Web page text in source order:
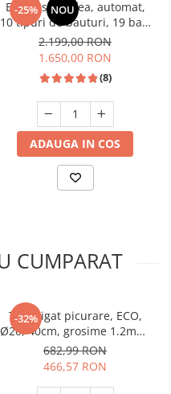
-25% NOU
Espressor cafea, automat,
10 tipuri de bauturi, 19 bar,
ecran touch, rasnita
profesionala, rezervor 2 L ,
SAMUS Sublime
2.199,00 RON
1.650,00 RON
(8)
ADAUGA IN COS
CUMPARAT
-32%
Tub irigat picurare, ECO,
Ø20, 40cm, grosime 1.2mm,
4l/h, 300m, Micul Fermier
GF-2129
682,99 RON
466,57 RON